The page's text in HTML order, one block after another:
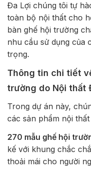
Đa Lợi chúng tôi tự
toàn bộ nội thất cho
bàn ghế hội trường
nhu cầu sử dụng của
trọng.
Thông tin chi tiết
trường do Nội thất
Trong dự án này,
các sản phẩm nội thất
270 mẫu ghế hội
kế với khung chắc
thoải mái cho người